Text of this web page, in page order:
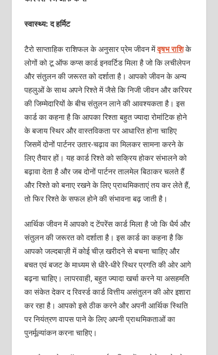
स्वास्थ्य: द हर्मिट
टैरो साप्‍ताहिक राशिफल के अनुसार प्रेम जीवन मेंवृषभ राशिके
लोगों को टू ऑफ कप्‍स कार्ड इनवर्टिड मिला है जो कि लचीलेपन
और संतुलन की जरूरत को दर्शाता है। आपको जीवन के अन्‍य
पहलुओं के साथ अपने रिश्‍ते में जैसे कि निजी जीवन और करियर
की जिम्‍मेदारियों के बीच संतुलन लाने की आवश्‍यकता है। इस
कार्ड का कहना है कि आपका रिश्‍ता बहुत ज्‍यादा रोमांटिक होने
के बजाय स्थिर और वास्‍तविकता पर आधारित होना चाहिए
जिसमें दोनों पार्टनर उतार-चढ़ाव का मिलकर सामना करने के
लिए तैयार हों। यह कार्ड रिश्‍ते को सक्रिय होकर संभालने को
बढ़ावा देता है और जब दोनों पार्टनर तालमेल बिठाकर चलते हैं
और रिश्‍ते को बनाए रखने के लिए प्राथमिकताएं तय कर लेते हैं,
तो फिर रिश्‍ते के सफल होने की संभावना बढ़ जाती है।
आर्थिक जीवन में आपको द टेंपरेंस कार्ड मिला है जो कि धैर्य और
संतुलन की जरूरत को दर्शाता है। इस कार्ड का कहना है कि
आपको जल्‍दबाज़ी में कोई चीज़ खरीदने से बचना चाहिए और
बचत एवं बजट के माध्‍यम से धीरे-धीरे स्थिर प्रगति की ओर आगे
बढ़ना चाहिए। लापरवाही, बहुत ज्‍यादा खर्चा करने या असहमति
का संकेत देकर द रिवर्स्‍ड कार्ड वित्तीय असंतुलन की ओर इशारा
कर रहा है। आपको इसे ठीक करने और अपनी आर्थिक स्थिति
पर नियंत्रण वापस पाने के लिए अपनी प्राथमिकताओं का
पुनर्मूल्‍यांकन करना चाहिए।